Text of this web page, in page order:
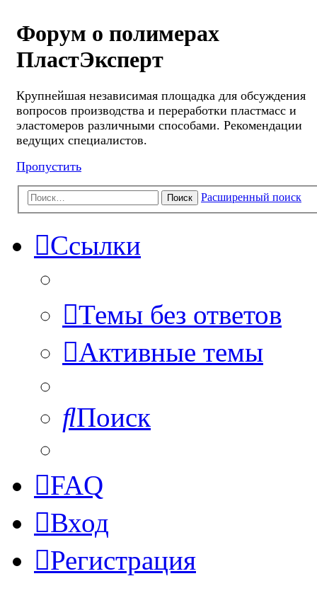
Форум о полимерах
ПластЭксперт
Крупнейшая независимая площадка для обсуждения
вопросов производства и переработки пластмасс и
эластомеров различными способами. Рекомендации
ведущих специалистов.
Пропустить
Поиск Расширенный поиск
Ссылки
Темы без ответов
Активные темы
Поиск
FAQ
Вход
Регистрация